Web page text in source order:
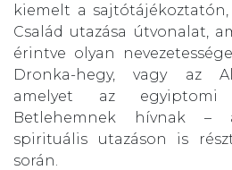
kiemelt a
Család utazása útvonalat,
érintve olyan
Dronka-hegy, vagy az
amelyet az egyiptomi
Betlehemnek hívnak –
spirituális utazáson is
során.